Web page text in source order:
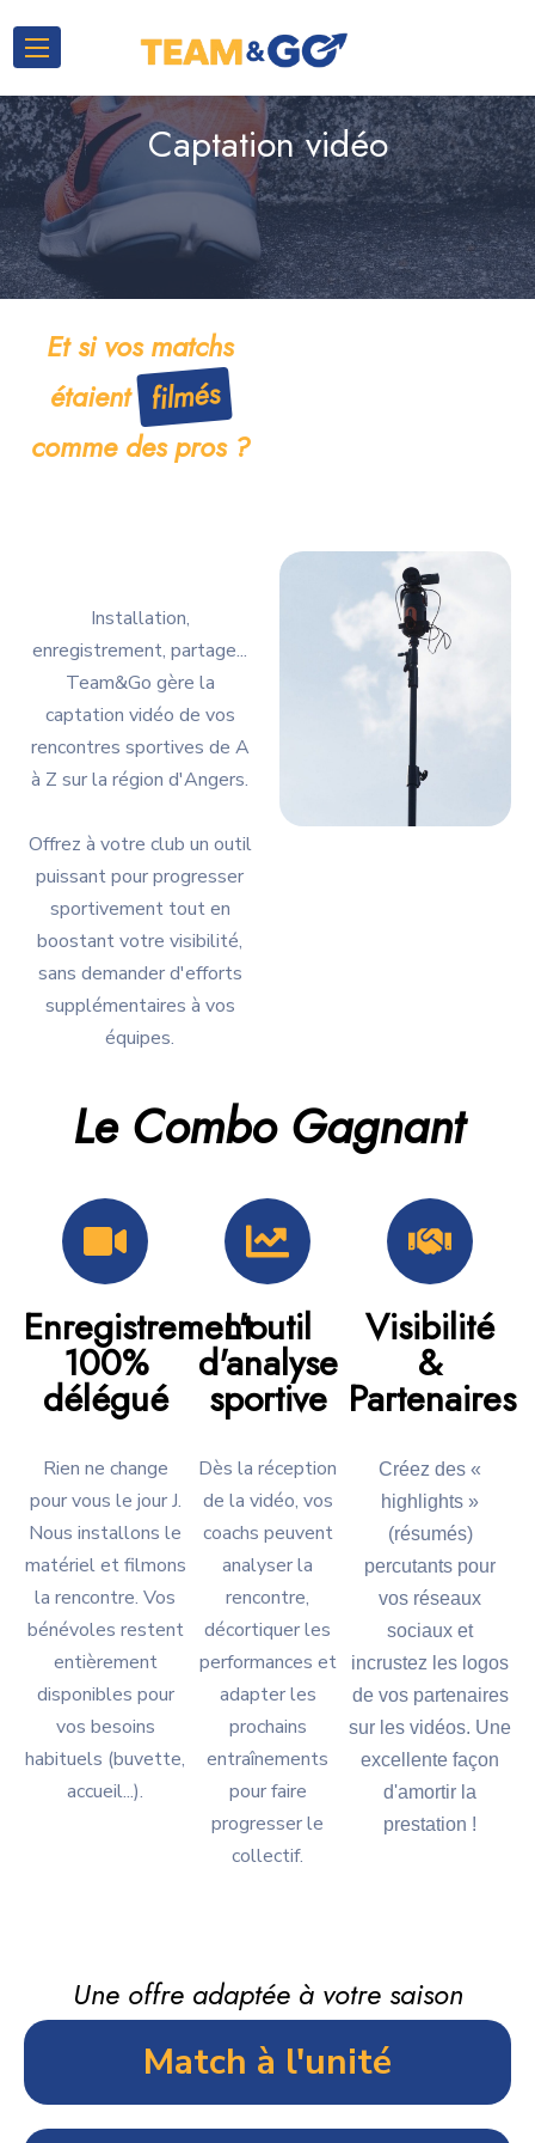
Captation vidéo
Et si vos matchs
étaient filmés
comme des pros ?
Installation,
enregistrement, partage...
Team&Go gère la
captation vidéo de vos
rencontres sportives de A
à Z sur la région d'Angers.
Offrez à votre club un outil
puissant pour progresser
sportivement tout en
boostant votre visibilité,
sans demander d'efforts
supplémentaires à vos
équipes.
Le Combo Gagnant
Enregistrement
100%
délégué
Rien ne change
pour vous le jour J.
Nous installons le
matériel et filmons
la rencontre. Vos
bénévoles restent
entièrement
disponibles pour
vos besoins
habituels (buvette,
accueil...).
L'outil
d'analyse
sportive
Dès la réception
de la vidéo, vos
coachs peuvent
analyser la
rencontre,
décortiquer les
performances et
adapter les
prochains
entraînements
pour faire
progresser le
collectif.
Visibilité
&
Partenaires
Créez des «
highlights »
(résumés)
percutants pour
vos réseaux
sociaux et
incrustez les logos
de vos partenaires
sur les vidéos. Une
excellente façon
d'amortir la
prestation !
Une offre adaptée à votre saison
Match à l'unité